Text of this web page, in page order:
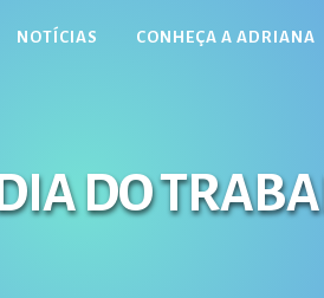
NOTÍCIAS CONHEÇA A ADRIANA
DO